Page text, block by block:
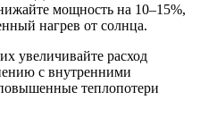
мощность на 10–15%,
нагрев от солнца.
увеличивайте расход
с внутренними
теплопотери